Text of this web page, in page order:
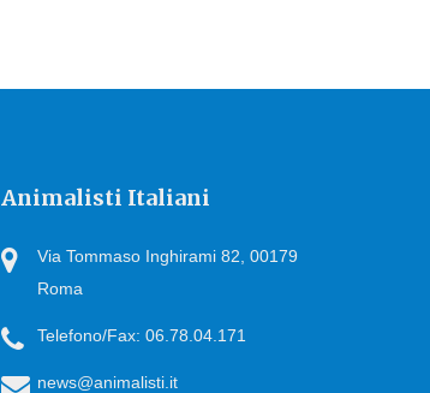
Animalisti Italiani
Via Tommaso Inghirami 82, 00179
Roma
Telefono/Fax: 06.78.04.171
news@animalisti.it